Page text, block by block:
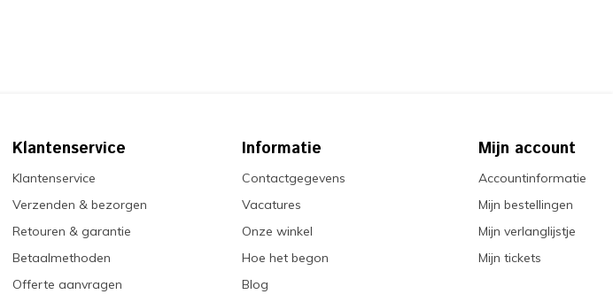
Klantenservice
Klantenservice
Verzenden & bezorgen
Retouren & garantie
Betaalmethoden
Offerte aanvragen
Informatie
Contactgegevens
Vacatures
Onze winkel
Hoe het begon
Blog
Mijn account
Accountinformatie
Mijn bestellingen
Mijn verlanglijstje
Mijn tickets